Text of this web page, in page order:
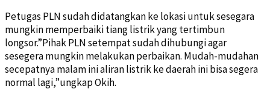
Petugas PLN sudah didatangkan ke lokasi untuk sesegara
mungkin memperbaiki tiang listrik yang tertimbun
longsor.”Pihak PLN setempat sudah dihubungi agar
sesegera mungkin melakukan perbaikan. Mudah-mudahan
secepatnya malam ini aliran listrik ke daerah ini bisa segera
normal lagi,”ungkap Okih.